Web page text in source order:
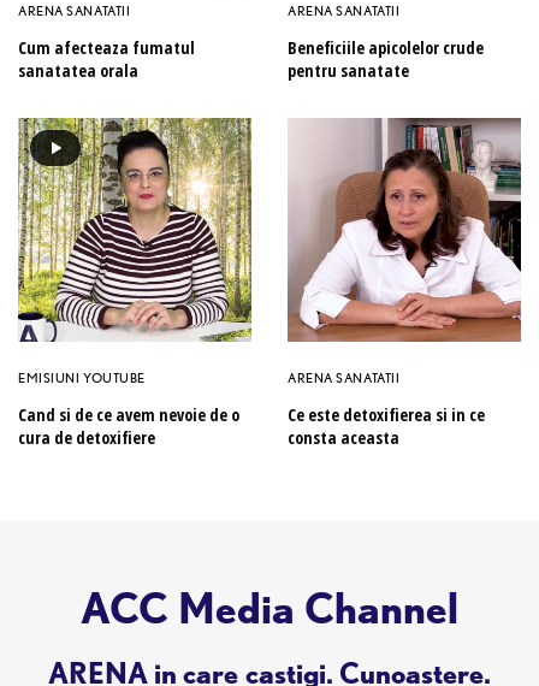
ARENA SANATATII
Cum afecteaza fumatul
sanatatea orala
ARENA SANATATII
Beneficiile apicolelor crude
pentru sanatate
EMISIUNI YOUTUBE
Cand si de ce avem nevoie de o
cura de detoxifiere
ARENA SANATATII
Ce este detoxifierea si in ce
consta aceasta
ACC Media Channel
ARENA in care castigi. Cunoastere.